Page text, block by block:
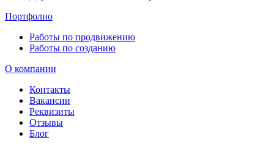
Портфолио
Работы по продвижению
Работы по созданию
О компании
Контакты
Вакансии
Реквизиты
Отзывы
Блог